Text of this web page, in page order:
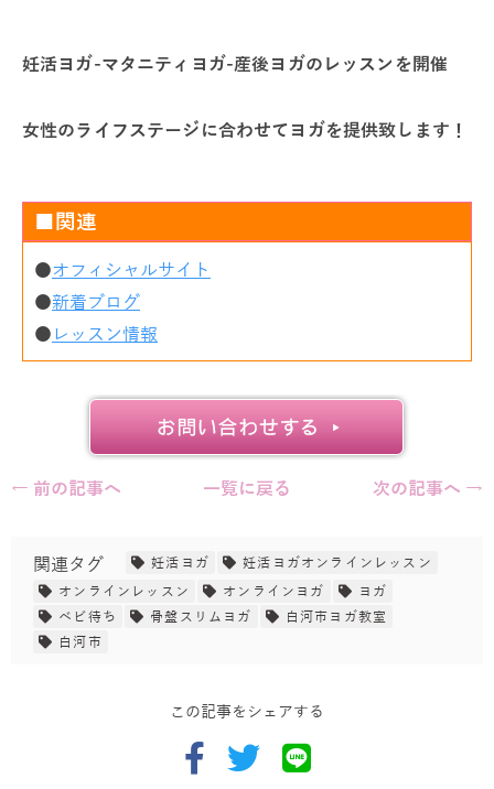
妊活ヨガ-マタニティヨガ-産後ヨガのレッスンを開催
女性のライフステージに合わせてヨガを提供致します！
■関連
●オフィシャルサイト
●新着ブログ
●レッスン情報
← 前の記事へ 一覧に戻る 次の記事へ →
関連タグ 妊活ヨガ
妊活ヨガオンラインレッスン
オンラインレッスン
オンラインヨガ
ヨガ
ベビ待ち
骨盤スリムヨガ
白河市ヨガ教室
白河市
この記事をシェアする